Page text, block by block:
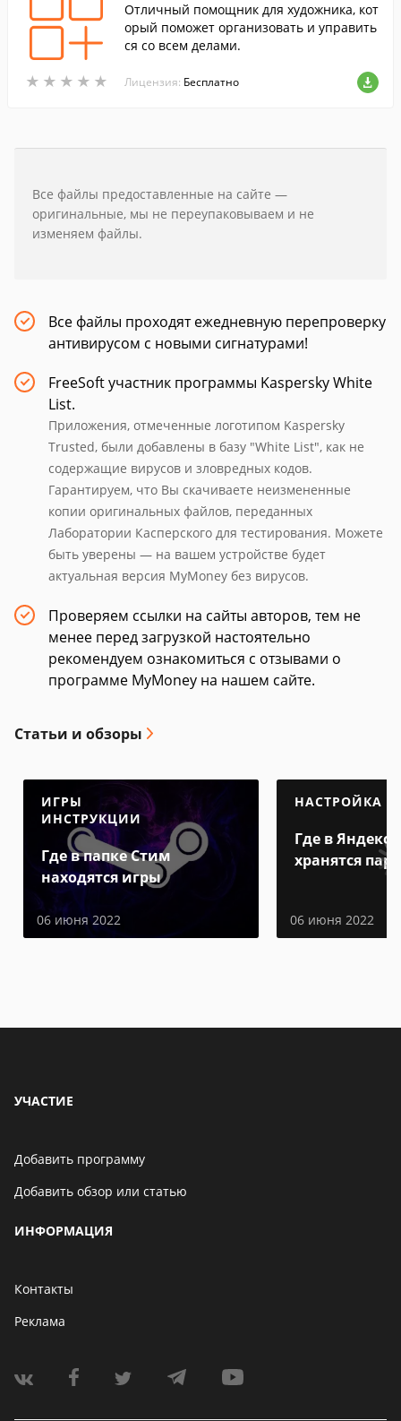
★ ★ ★ ★ ★
★ ★ ★ ★ ★
Отличный помощник для художника, кот
орый поможет организовать и управить
ся со всем делами.
Лицензия: Бесплатно
Все файлы предоставленные на сайте —
оригинальные, мы не переупаковываем и не
изменяем файлы.
Все файлы проходят ежедневную перепроверку
антивирусом с новыми сигнатурами!
FreeSoft участник программы Kaspersky White
List.
Приложения, отмеченные логотипом Kaspersky
Trusted, были добавлены в базу "White List", как не
содержащие вирусов и зловредных кодов.
Гарантируем, что Вы скачиваете неизмененные
копии оригинальных файлов, переданных
Лаборатории Касперского для тестирования. Можете
быть уверены — на вашем устройстве будет
актуальная версия MyMoney без вирусов.
Проверяем ссылки на сайты авторов, тем не
менее перед загрузкой настоятельно
рекомендуем ознакомиться с отзывами о
программе MyMoney на нашем сайте.
Статьи и обзоры
ИГРЫ
ИНСТРУКЦИИ
Где в папке Стим
находятся игры
06 июня 2022
НАСТРОЙКА
Где в Яндекс
хранятся
06 июня 2022
УЧАСТИЕ
Добавить программу
Добавить обзор или статью
ИНФОРМАЦИЯ
Контакты
Реклама